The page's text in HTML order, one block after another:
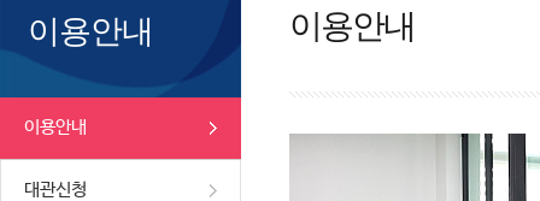
이용안내
이용안내
대관신청
이용안내